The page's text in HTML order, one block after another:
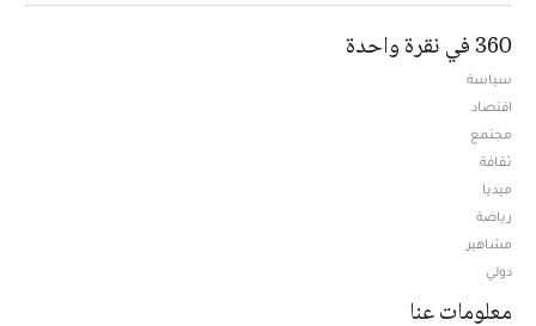
360 في نقرة واحدة
سياسة
اقتصاد
مجتمع
ثقافة
ميديا
رياضة
مشاهير
دولي
معلومات عنا